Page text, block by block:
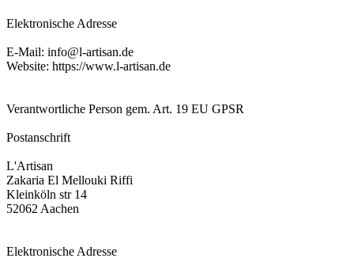
Elektronische Adresse
E-Mail: info@l-artisan.de
Website: https://www.l-artisan.de
Verantwortliche Person gem. Art. 19 EU GPSR
Postanschrift
L'Artisan
Zakaria El Mellouki Riffi
Kleinköln str 14
52062 Aachen
Elektronische Adresse